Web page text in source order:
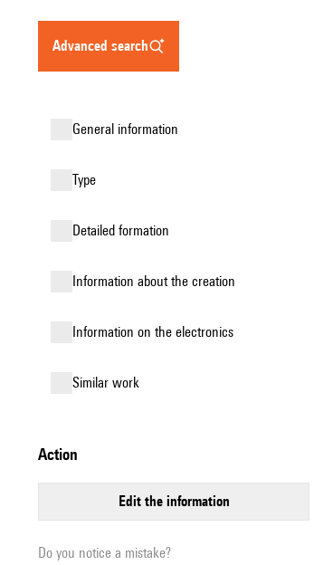
advanced search
general information
type
detailed formation
information about the creation
Information on the electronics
similar work
action
edit the information
Do you notice a mistake?